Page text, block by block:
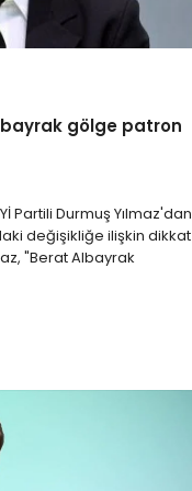
gölge patron
Partili Durmuş Yılmaz'dan
değişikliğe ilişkin dikkat
"Berat Albayrak